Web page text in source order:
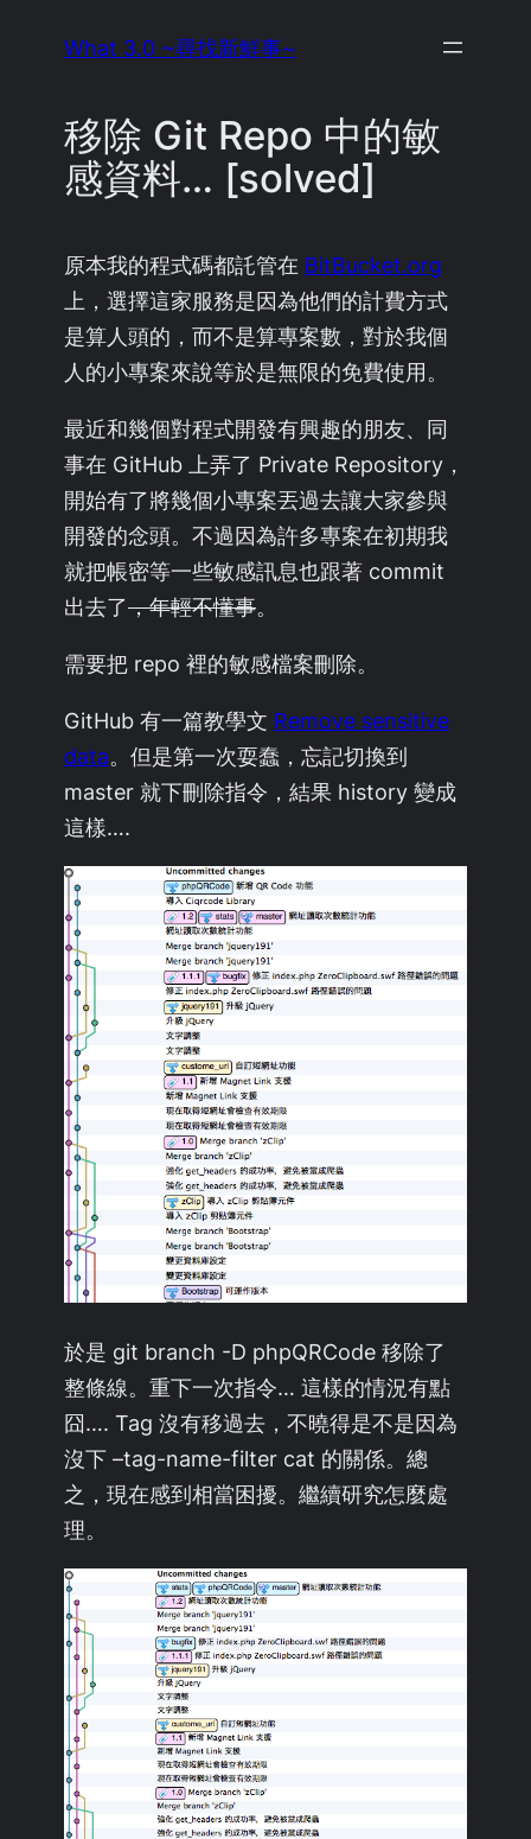
What 3.0 ~尋找新鮮事~
移除 Git Repo 中的敏
感資料… [solved]
原本我的程式碼都託管在 BitBucket.org
上，選擇這家服務是因為他們的計費方式
是算人頭的，而不是算專案數，對於我個
人的小專案來說等於是無限的免費使用。
最近和幾個對程式開發有興趣的朋友、同
事在 GitHub 上弄了 Private Repository，
開始有了將幾個小專案丟過去讓大家參與
開發的念頭。不過因為許多專案在初期我
就把帳密等一些敏感訊息也跟著 commit
出去了，年輕不懂事。
需要把 repo 裡的敏感檔案刪除。
GitHub 有一篇教學文 Remove sensitive
data。但是第一次耍蠢，忘記切換到
master 就下刪除指令，結果 history 變成
這樣….
於是 git branch -D phpQRCode 移除了
整條線。重下一次指令… 這樣的情況有點
囧…. Tag 沒有移過去，不曉得是不是因為
沒下 –tag-name-filter cat 的關係。總
之，現在感到相當困擾。繼續研究怎麼處
理。